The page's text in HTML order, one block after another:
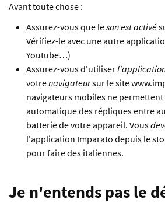
Avant toute chose :
Assurez-vous que leson est activé
Vérifiez-le avec une autre
Youtube…)
Assurez-vous d'utiliser
votrenavigateursur le site
navigateurs mobiles ne
automatique des répliques entre
batterie de votre appareil. Vous
l'application Imparato depuis le
pour faire des italiennes.
Je n'entends pas le